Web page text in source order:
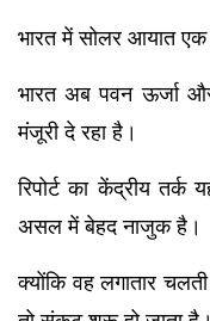
भारत में सोलर आयात
भारत अब पवन ऊर्जा
मंजूरी दे रहा है।
रिपोर्ट का केंद्रीय तर्क
असल में बेहद नाजुक है।
क्योंकि वह लगातार